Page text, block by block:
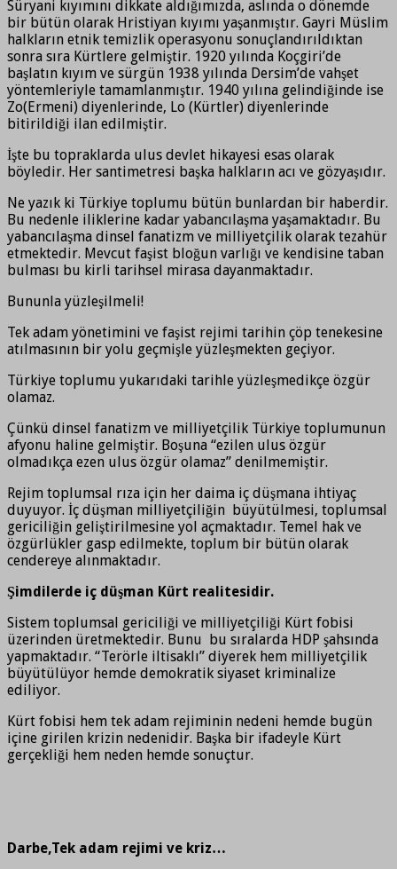
Süryani kıyımını dikkate aldığımızda, aslında o dönemde
bir bütün olarak Hristiyan kıyımı yaşanmıştır. Gayri Müslim
halkların etnik temizlik operasyonu sonuçlandırıldıktan
sonra sıra Kürtlere gelmiştir. 1920 yılında Koçgiri’de
başlatın kıyım ve sürgün 1938 yılında Dersim’de vahşet
yöntemleriyle tamamlanmıştır. 1940 yılına gelindiğinde ise
Zo(Ermeni) diyenlerinde, Lo (Kürtler) diyenlerinde
bitirildiği ilan edilmiştir.
İşte bu topraklarda ulus devlet hikayesi esas olarak
böyledir. Her santimetresi başka halkların acı ve gözyaşıdır.
Ne yazık ki Türkiye toplumu bütün bunlardan bir haberdir.
Bu nedenle iliklerine kadar yabancılaşma yaşamaktadır. Bu
yabancılaşma dinsel fanatizm ve milliyetçilik olarak tezahür
etmektedir. Mevcut faşist bloğun varlığı ve kendisine taban
bulması bu kirli tarihsel mirasa dayanmaktadır.
Bununla yüzleşilmeli!
Tek adam yönetimini ve faşist rejimi tarihin çöp tenekesine
atılmasının bir yolu geçmişle yüzleşmekten geçiyor.
Türkiye toplumu yukarıdaki tarihle yüzleşmedikçe özgür
olamaz.
Çünkü dinsel fanatizm ve milliyetçilik Türkiye toplumunun
afyonu haline gelmiştir. Boşuna “ezilen ulus özgür
olmadıkça ezen ulus özgür olamaz” denilmemiştir.
Rejim toplumsal rıza için her daima iç düşmana ihtiyaç
duyuyor. İç düşman milliyetçiliğin büyütülmesi, toplumsal
gericiliğin geliştirilmesine yol açmaktadır. Temel hak ve
özgürlükler gasp edilmekte, toplum bir bütün olarak
cendereye alınmaktadır.
Şimdilerde iç düşman Kürt realitesidir.
Sistem toplumsal gericiliği ve milliyetçiliği Kürt fobisi
üzerinden üretmektedir. Bunu bu sıralarda HDP şahsında
yapmaktadır. “Terörle iltisaklı” diyerek hem milliyetçilik
büyütülüyor hemde demokratik siyaset kriminalize
ediliyor.
Kürt fobisi hem tek adam rejiminin nedeni hemde bugün
içine girilen krizin nedenidir. Başka bir ifadeyle Kürt
gerçekliği hem neden hemde sonuçtur.
Darbe,Tek adam rejimi ve kriz…